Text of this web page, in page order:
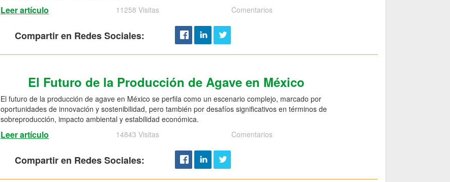
Leer artículo 11258 Visitas Comentarios
Compartir en Redes Sociales:
El Futuro de la Producción de Agave en México
El futuro de la producción de agave en México se perfila como un escenario complejo, marcado por
oportunidades de innovación y sostenibilidad, pero también por desafíos significativos en términos de
sobreproducción, impacto ambiental y estabilidad económica.
Leer artículo 14843 Visitas Comentarios
Compartir en Redes Sociales: